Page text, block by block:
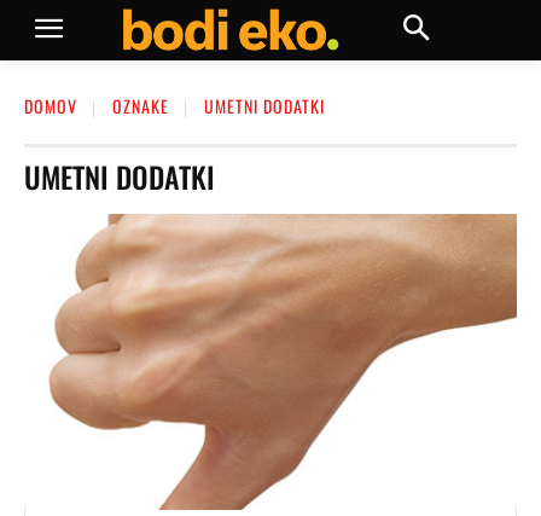
DOMOV OZNAKE UMETNI DODATKI
UMETNI DODATKI